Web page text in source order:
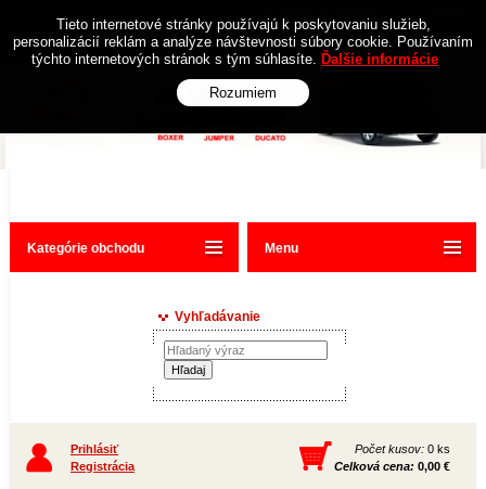
Kategórie obchodu
Vyhľadávanie
Prihlásiť
Registrácia
Počet kusov: 0 ks
Celková cena: 0,00 €
Menu
Tieto internetové stránky používajú k poskytovaniu služieb,
personalizácií reklám a analýze návštevnosti súbory cookie. Používaním
týchto internetových stránok s tým súhlasíte. Ďalšie informácie
Rozumiem